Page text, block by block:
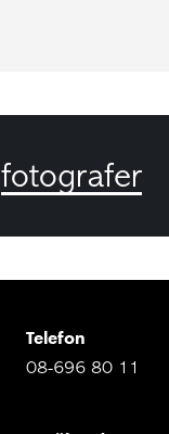
fotografer
Telefon
08-696 80 11